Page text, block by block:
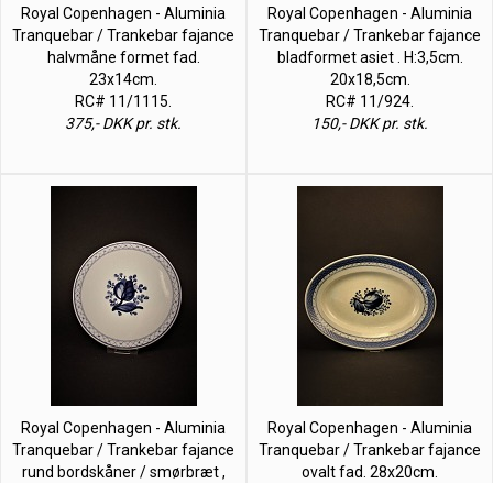
Royal Copenhagen - Aluminia
Tranquebar / Trankebar fajance
halvmåne formet fad.
23x14cm.
RC# 11/1115.
375,- DKK pr. stk.
Royal Copenhagen - Aluminia
Tranquebar / Trankebar fajance
bladformet asiet . H:3,5cm.
20x18,5cm.
RC# 11/924.
150,- DKK pr. stk.
Royal Copenhagen - Aluminia
Tranquebar / Trankebar fajance
rund bordskåner / smørbræt ,
Royal Copenhagen - Aluminia
Tranquebar / Trankebar fajance
ovalt fad. 28x20cm.